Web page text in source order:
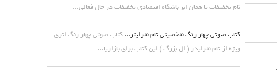
نام تخفیفات یا همان ابر باشگاه اقتصادی تخفیفات در حال فعالی...
کتاب صوتی چهار رنگ شخصیتی تام شرایتر...کتاب صوتی چهار رنگ اثری
ویژه از تام شرایدر ( ال بزرگ ) این کتاب برای بازاریا...